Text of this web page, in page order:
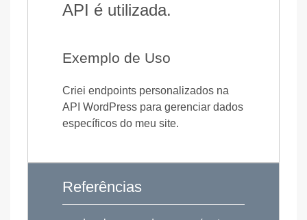
API é utilizada.
Exemplo de Uso
Criei endpoints personalizados na
API WordPress para gerenciar dados
específicos do meu site.
Referências